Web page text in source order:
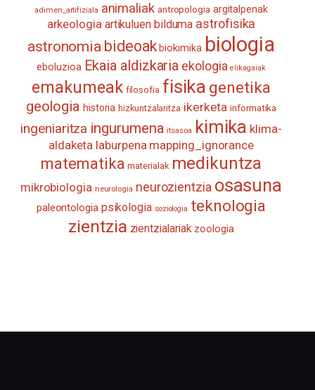
adimen_artifiziala animaliak antropologia argitalpenak
arkeologia artikuluen bilduma astrofisika
astronomia bideoak biokimika biologia
eboluzioa Ekaia aldizkaria ekologia elikagaiak
emakumeak filosofia fisika genetika
geologia historia hizkuntzalaritza ikerketa informatika
ingeniaritza ingurumena itsasoa kimika klima-
aldaketa laburpena mapping_ignorance
matematika materialak medikuntza
mikrobiologia neurologia neurozientzia osasuna
paleontologia psikologia soziologia teknologia
zientzia zientzialariak zoologia